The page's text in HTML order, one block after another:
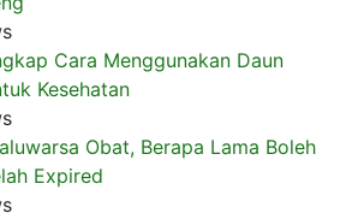
Cara Menggunakan Daun
Kesehatan
Obat, Berapa Lama Boleh
Expired